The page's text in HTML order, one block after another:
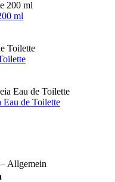
ml
de Toilette
Allgemein